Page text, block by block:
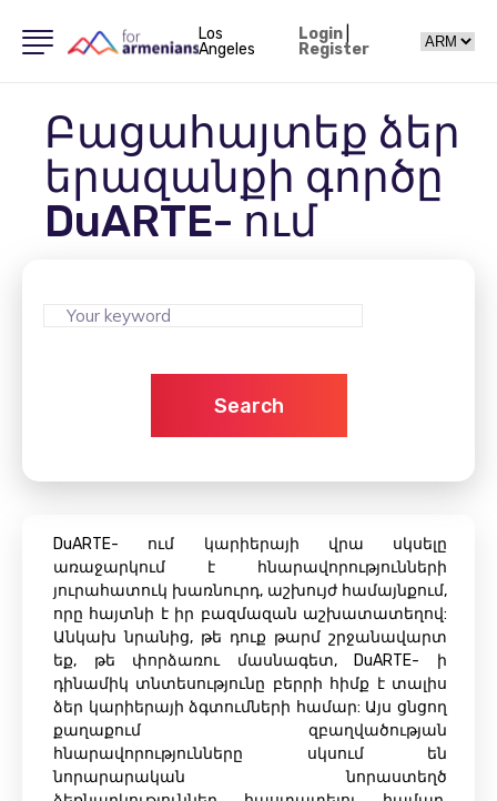
Los
Angeles
Login|
Register
Բացահայտեք ձեր
երազանքի գործը
DuARTE- ում
Search
DuARTE- ում կարիերայի վրա սկսելը
առաջարկում է հնարավորությունների
յուրահատուկ խառնուրդ, աշխույժ համայնքում,
որը հայտնի է իր բազմազան աշխատատեղով:
Անկախ նրանից, թե դուք թարմ շրջանավարտ
եք, թե փորձառու մասնագետ, DuARTE- ի
դինամիկ տնտեսությունը բերրի հիմք է տալիս
ձեր կարիերայի ձգտումների համար: Այս ցնցող
քաղաքում զբաղվածության
հնարավորությունները սկսում են
նորարարական նորաստեղծ